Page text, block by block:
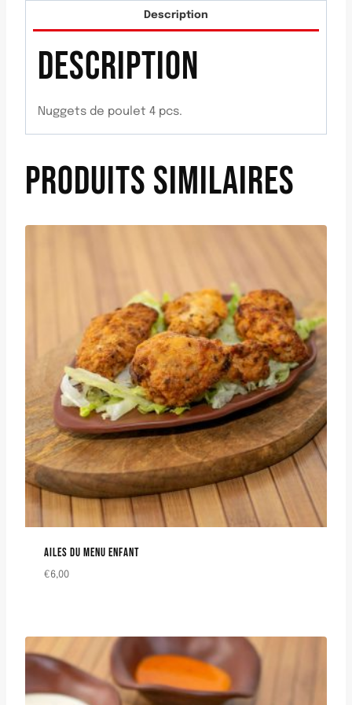
Description
DESCRIPTION
Nuggets de poulet 4 pcs.
PRODUITS SIMILAIRES
AILES DU MENU ENFANT
€6,00